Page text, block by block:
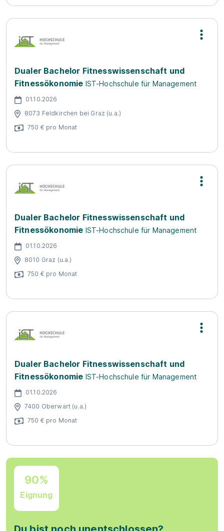
Dualer Bachelor Fitnesswissenschaft und
Fitnessökonomie IST-Hochschule für Management
01.10.2026
8073 Feldkirchen bei Graz (u.a.)
750 € pro Monat
Dualer Bachelor Fitnesswissenschaft und
Fitnessökonomie IST-Hochschule für Management
01.10.2026
8010 Graz (u.a.)
750 € pro Monat
Dualer Bachelor Fitnesswissenschaft und
Fitnessökonomie IST-Hochschule für Management
01.10.2026
7400 Oberwart (u.a.)
750 € pro Monat
90%
Eignung